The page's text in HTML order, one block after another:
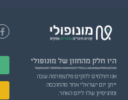
היו חלק מהחזון של מונופולי
אנו חולמים להקים פלטפורמה שבה
ייתן יזם ישראלי אחד מהחוכמה
ומהניסיון שלו ליזם האחר.